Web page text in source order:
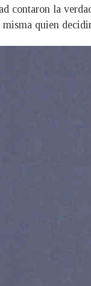
contaron la
quien